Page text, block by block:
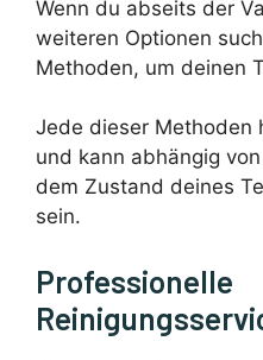
Wenn du abseits der
weiteren Optionen
Methoden, um deinen
Jede dieser Methoden
und kann abhängig
dem Zustand deines
sein.
Professionelle